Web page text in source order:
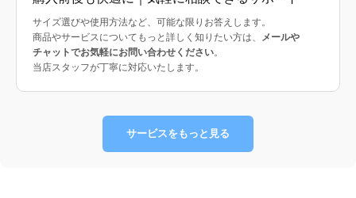
サイズ選びや使用方法など、可能な限りお答えします。
商品やサービスについてもっと詳しく知りたい方は、 メールや
チャットでお気軽にお問い合わせください。
当店スタッフが丁寧に対応いたします。
サービスをもっと見る